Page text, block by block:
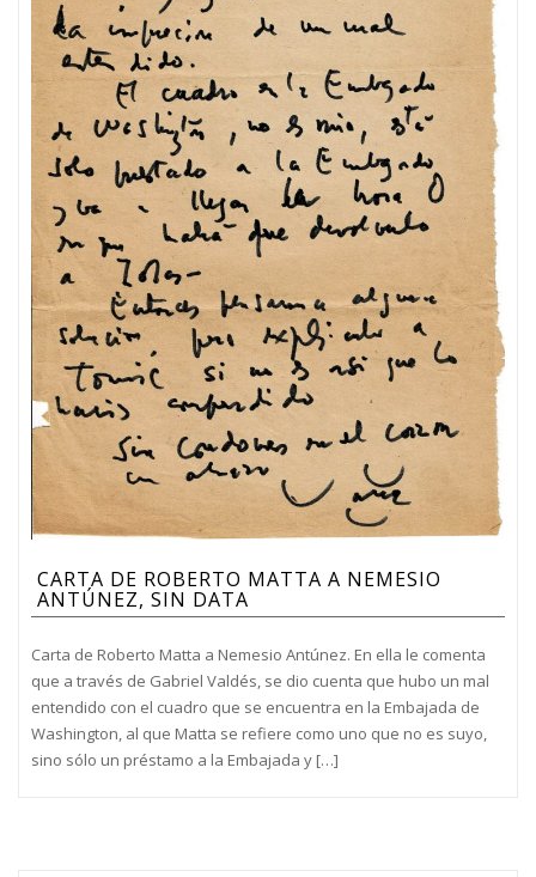
CARTA DE ROBERTO MATTA A NEMESIO
ANTÚNEZ, SIN DATA
Carta de Roberto Matta a Nemesio Antúnez. En ella le comenta
que a través de Gabriel Valdés, se dio cuenta que hubo un mal
entendido con el cuadro que se encuentra en la Embajada de
Washington, al que Matta se refiere como uno que no es suyo,
sino sólo un préstamo a la Embajada y […]